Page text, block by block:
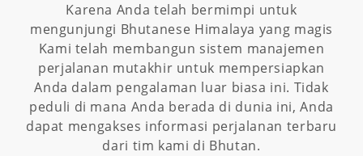
Karena Anda telah bermimpi untuk
mengunjungi Bhutanese Himalaya yang magis
Kami telah membangun sistem manajemen
perjalanan mutakhir untuk mempersiapkan
Anda dalam pengalaman luar biasa ini. Tidak
peduli di mana Anda berada di dunia ini, Anda
dapat mengakses informasi perjalanan terbaru
dari tim kami di Bhutan.